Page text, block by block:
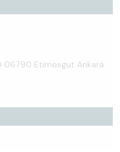
06790 Etimesgut Ankara